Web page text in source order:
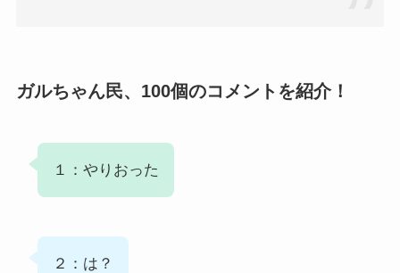
ガルちゃん民、100個のコメントを紹介！
１：やりおった
２：は？